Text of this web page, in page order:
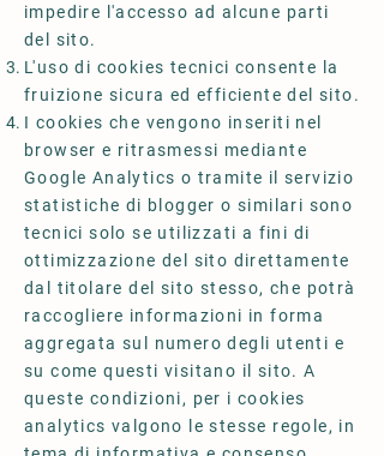
impedire l'accesso ad alcune parti
del sito.
L'uso di cookies tecnici consente la
fruizione sicura ed efficiente del sito.
I cookies che vengono inseriti nel
browser e ritrasmessi mediante
Google Analytics o tramite il servizio
statistiche di blogger o similari sono
tecnici solo se utilizzati a fini di
ottimizzazione del sito direttamente
dal titolare del sito stesso, che potrà
raccogliere informazioni in forma
aggregata sul numero degli utenti e
su come questi visitano il sito. A
queste condizioni, per i cookies
analytics valgono le stesse regole, in